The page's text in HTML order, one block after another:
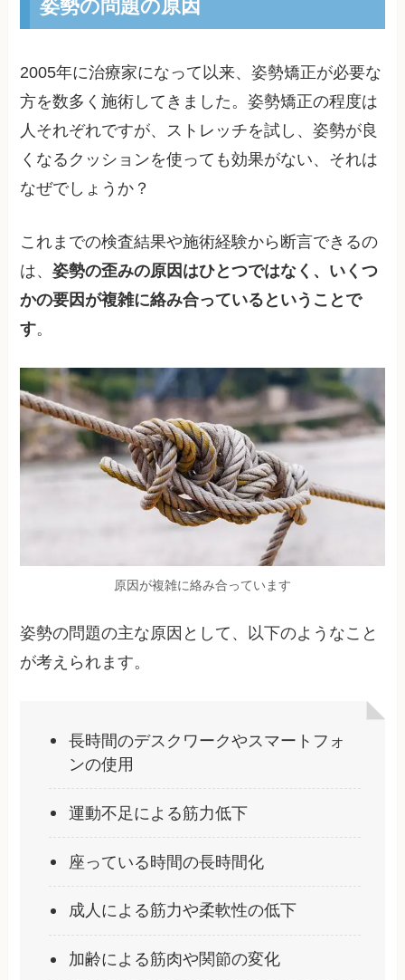
2005年に治療家になって以来、姿勢矯正が必要な
方を数多く施術してきました。姿勢矯正の程度は
人それぞれですが、ストレッチを試し、姿勢が良
くなるクッションを使っても効果がない、それは
なぜでしょうか？
これまでの検査結果や施術経験から断言できるの
は、姿勢の歪みの原因はひとつではなく、いくつ
かの要因が複雑に絡み合っているということで
す。
原因が複雑に絡み合っています
姿勢の問題の主な原因として、以下のようなこと
が考えられます。
長時間のデスクワークやスマートフォ
ンの使用
運動不足による筋力低下
座っている時間の長時間化
成人による筋力や柔軟性の低下
加齢による筋肉や関節の変化